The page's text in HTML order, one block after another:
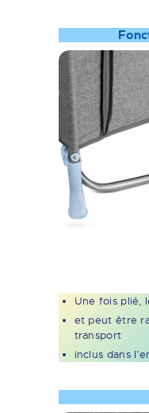
Une fois plié,
et peut être
transport
inclus dans